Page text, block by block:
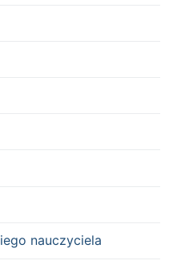
nauczyciela